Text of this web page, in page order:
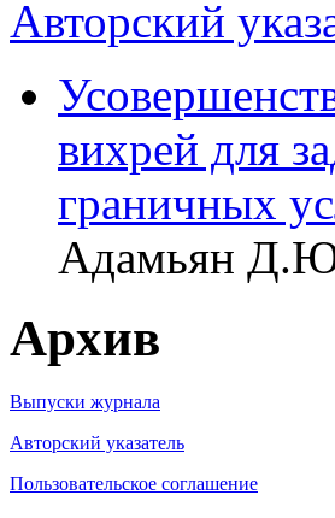
Авторский
вихрей для
граничных
Адамьян
Архив
Выпуски журнала
Авторский указатель
Пользовательское соглашение